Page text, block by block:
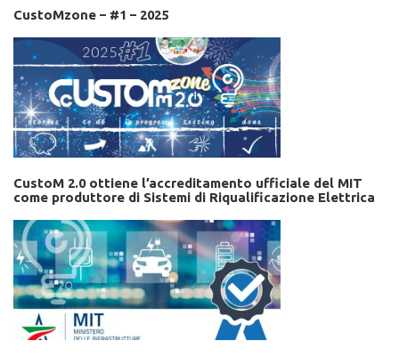
CustoMzone – #1 – 2025
CustoM 2.0 ottiene l’accreditamento ufficiale del MIT
come produttore di Sistemi di Riqualificazione Elettrica